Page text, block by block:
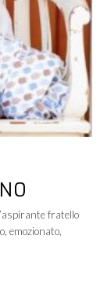
fratello
emozionato,